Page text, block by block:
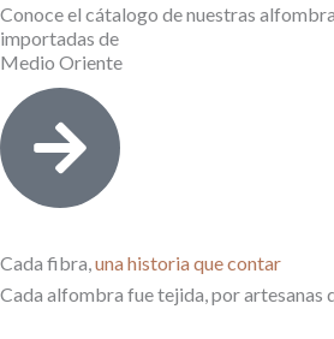
Conoce el cátalogo de nuestras
importadas de
Medio Oriente
Cada fibra,una historiaque contar
Cada alfombra fue tejida, por artesanas